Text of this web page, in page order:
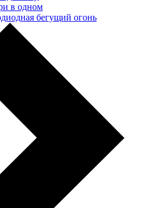
в одном
бегущий огонь